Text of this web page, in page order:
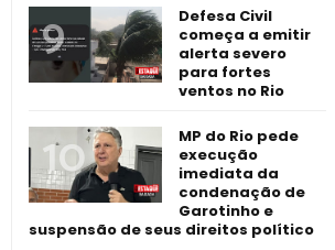
Defesa Civil
começa a emitir
alerta severo
para fortes
ventos no Rio
MP do Rio pede
execução
imediata da
condenação de
Garotinho e
suspensão de seus direitos político